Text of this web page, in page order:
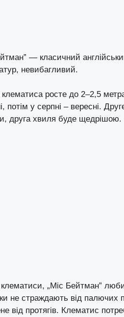
— класичний
невибагливий.
росте до 2–2,5
потім у серпні – вересні.
друга хвиля буде щедрішою.
клематиси, „Міс Бейтман”
не страждають від палючих
від протягів. Клематис